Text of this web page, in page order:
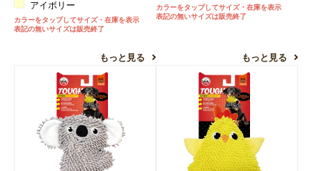
アイボリー
カラーをタップしてサイズ・在庫を表示
表記の無いサイズは販売終了
もっと見る
カラーをタップしてサイズ・在庫を表示
表記の無いサイズは販売終了
もっと見る